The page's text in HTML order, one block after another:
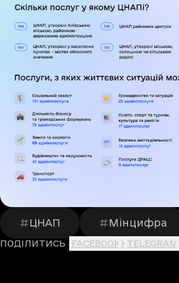
ЦНАП Мінцифра
ПОДІЛИТИСЬ FACEBOOK X TELEGRAM